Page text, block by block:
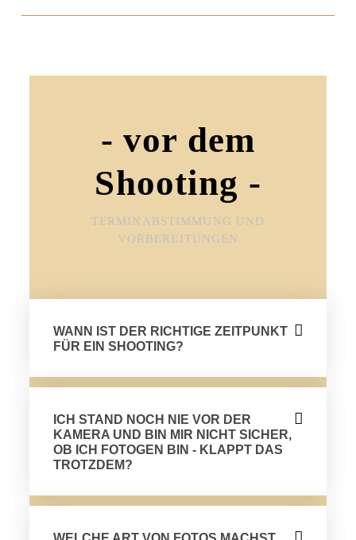
- vor dem
Shooting -
TERMINABSTIMMUNG UND
VORBEREITUNGEN
WANN IST DER RICHTIGE ZEITPUNKT
FÜR EIN SHOOTING?
ICH STAND NOCH NIE VOR DER
KAMERA UND BIN MIR NICHT SICHER,
OB ICH FOTOGEN BIN - KLAPPT DAS
TROTZDEM?